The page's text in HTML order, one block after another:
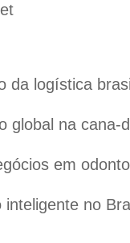
da logística
global na cana-
em
no